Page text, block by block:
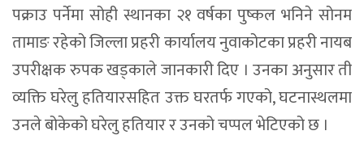
पक्राउ पर्नेमा सोही स्थानका २१ वर्षका पुष्कल भनिने सोनम
तामाङ रहेको जिल्ला प्रहरी कार्यालय नुवाकोटका प्रहरी नायब
उपरीक्षक रुपक खड्काले जानकारी दिए । उनका अनुसार ती
व्यक्ति घरेलु हतियारसहित उक्त घरतर्फ गएको, घटनास्थलमा
उनले बोकेको घरेलु हतियार र उनको चप्पल भेटिएको छ ।